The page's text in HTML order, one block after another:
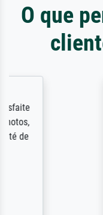
O que
ik
Door de
scrollen is
stoppen
Als er naar
gevraagd
werken van
maakt (bvb